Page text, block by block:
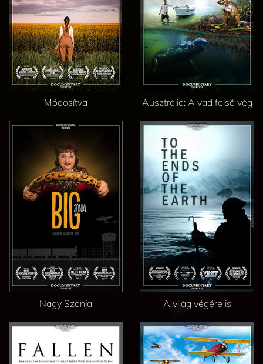
Módosítva Ausztrália: A vad felső vég
Nagy Szonja A világ végére is